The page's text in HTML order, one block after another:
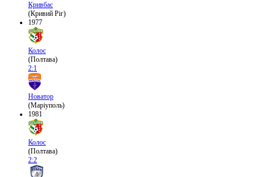
Кривбас
(Кривий Ріг)
1977
Колос
(Полтава)
2:1
Новатор
(Маріуполь)
1981
Колос
(Полтава)
2:2